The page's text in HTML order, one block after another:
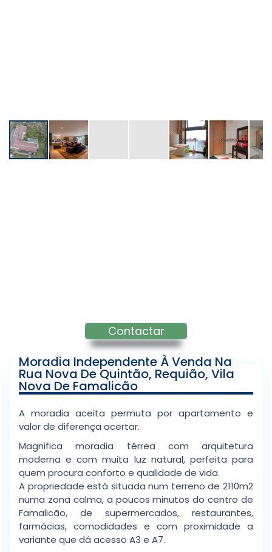
Contactar
Moradia Independente À Venda Na
Rua Nova De Quintão, Requião, Vila
Nova De Famalicão
A moradia aceita permuta por apartamento e
valor de diferença acertar.
Magnifica moradia térrea com arquitetura
moderna e com muita luz natural, perfeita para
quem procura conforto e qualidade de vida.
A propriedade está situada num terreno de 2110m2
numa zona calma, a poucos minutos do centro de
Famalicão, de supermercados, restaurantes,
farmácias, comodidades e com proximidade a
variante que dá acesso A3 e A7.